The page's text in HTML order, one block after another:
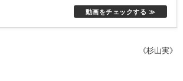
注目はMercedes-AMGとのコラボレーション
モデルのノートPC「Stealth 16 Mercedes-A
動画をチェックする ≫
《杉山実》